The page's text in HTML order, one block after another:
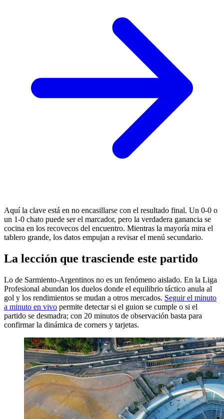
Aquí la clave está en no encasillarse con el resultado final. Un 0-0 o
un 1-0 chato puede ser el marcador, pero la verdadera ganancia se
cocina en los recovecos del encuentro. Mientras la mayoría mira el
tablero grande, los datos empujan a revisar el menú secundario.
La lección que trasciende este partido
Lo de Sarmiento-Argentinos no es un fenómeno aislado. En la Liga
Profesional abundan los duelos donde el equilibrio táctico anula al
gol y los rendimientos se mudan a otros mercados. Seguir el minuto
a minuto en vivo permite detectar si el guion se cumple o si el
partido se desmadra; con 20 minutos de observación basta para
confirmar la dinámica de corners y tarjetas.